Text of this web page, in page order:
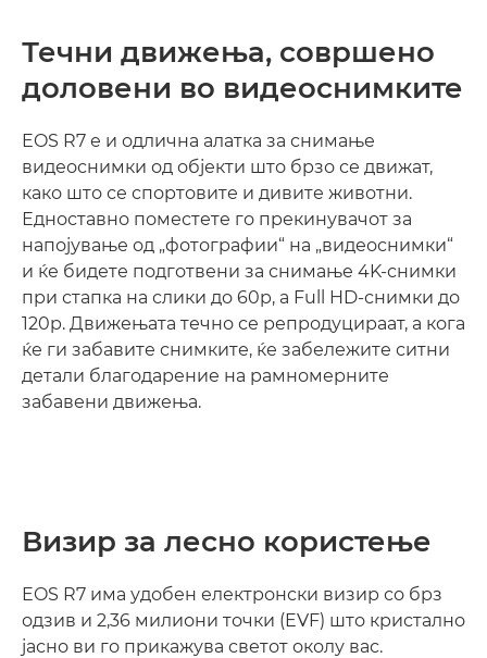
Течни движења, совршено
доловени во видеоснимките
EOS R7 е и одлична алатка за снимање
видеоснимки од објекти што брзо се движат,
како што се спортовите и дивите животни.
Едноставно поместете го прекинувачот за
напојување од „фотографии“ на „видеоснимки“
и ќе бидете подготвени за снимање 4K-снимки
при стапка на слики до 60p, а Full HD-снимки до
120p. Движењата течно се репродуцираат, а кога
ќе ги забавите снимките, ќе забележите ситни
детали благодарение на рамномерните
забавени движења.
Визир за лесно користење
EOS R7 има удобен електронски визир со брз
одзив и 2,36 милиони точки (EVF) што кристално
јасно ви го прикажува светот околу вас.